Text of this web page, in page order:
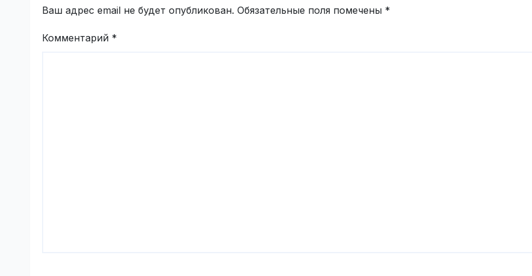
Ваш адрес email не будет опубликован. Обязательные поля помечены *
Комментарий *